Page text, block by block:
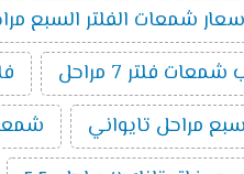
شمعات الفلتر السبع
فلتر 7 مراحل
فلتر 7
مراحل تايواني
شمعة